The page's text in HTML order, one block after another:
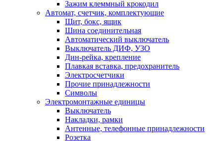
Зажим клеммный крокодил
Автомат, счетчик, комплектующие
Щит, бокс, ящик
Шина соединительная
Автоматический выключатель
Выключатель ДИФ, УЗО
Дин-рейка, крепление
Плавкая вставка, предохранитель
Электросчетчики
Прочие принадлежности
Символы
Электромонтажные единицы
Выключатель
Накладки, рамки
Антенные, телефонные принадлежности
Розетка